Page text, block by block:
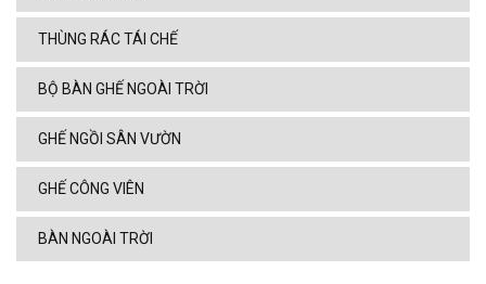
THÙNG RÁC TÁI CHẾ
BỘ BÀN GHẾ NGOÀI TRỜI
GHẾ NGỒI SÂN VƯỜN
GHẾ CÔNG VIÊN
BÀN NGOÀI TRỜI